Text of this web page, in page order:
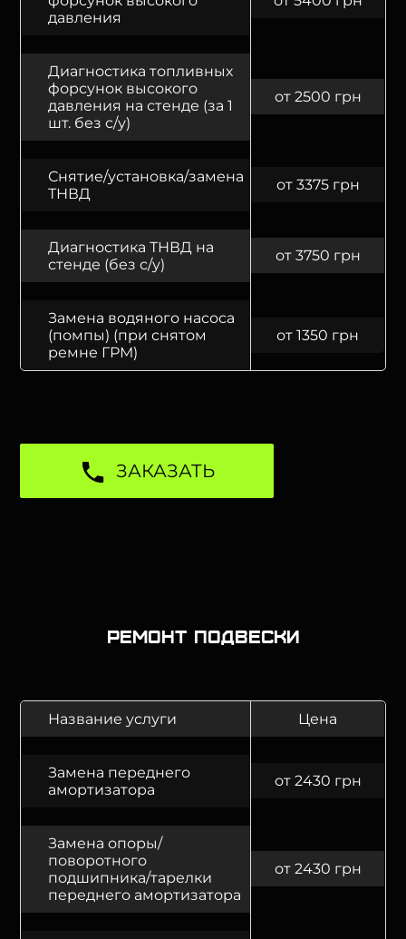
давления
Диагностика топливных
форсунок высокого
давления на стенде (за 1
шт. без с/у)
от 2500 грн
Снятие/установка/замена
ТНВД
от 3375 грн
Диагностика ТНВД на
стенде (без с/у)
от 3750 грн
Замена водяного насоса
(помпы) (при снятом
ремне ГРМ)
от 1350 грн
ЗАКАЗАТЬ
Ремонт подвески
Название услуги Цена
Замена переднего
амортизатора
от 2430 грн
Замена опоры/
поворотного
подшипника/тарелки
переднего амортизатора
от 2430 грн